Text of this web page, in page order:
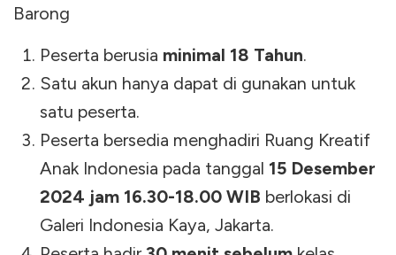
Barong
Peserta berusia minimal 18 Tahun.
Satu akun hanya dapat di gunakan untuk
satu peserta.
Peserta bersedia menghadiri Ruang Kreatif
Anak Indonesia pada tanggal 15 Desember
2024 jam 16.30-18.00 WIB berlokasi di
Galeri Indonesia Kaya, Jakarta.